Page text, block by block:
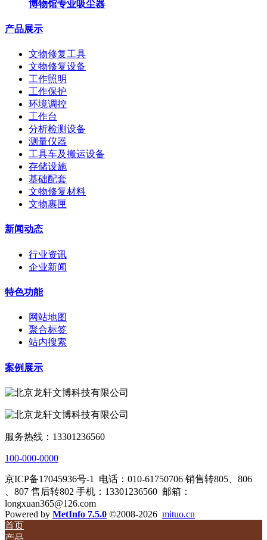
博物馆专业吸尘器
产品展示
文物修复工具
文物修复设备
工作照明
工作保护
环境调控
工作台
分析检测设备
测量仪器
工具车及搬运设备
存储设施
基础配套
文物修复材料
文物裹匣
新闻动态
行业资讯
企业新闻
特色功能
网站地图
聚合标签
站内搜索
案例展示
服务热线：13301236560
100-000-0000
京ICP备17045936号-1
电话：010-61750706 销售转805、806
、807 售后转802 手机：13301236560 邮箱：
longxuan365@126.com
Powered by MetInfo 7.5.0 ©2008-2026 mituo.cn
首页
产品